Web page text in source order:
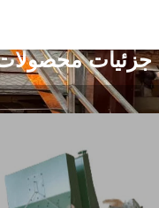
جزئیات محصولات